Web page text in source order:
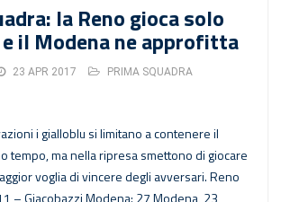
la Reno gioca solo
il Modena ne approfitta
23 APR 2017
PRIMA SQUADRA
i gialloblu si limitano a contenere il
tempo, ma nella ripresa smettono di giocare
voglia di vincere degli avversari. Reno
– Giacobazzi Modena: 27 Modena, 23